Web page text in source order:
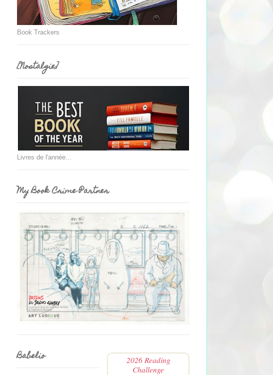
Book Trackers
[Nostalgie]
Livres de l'année...
My Book Crime Partner
Babelio
2026 Reading
Challenge